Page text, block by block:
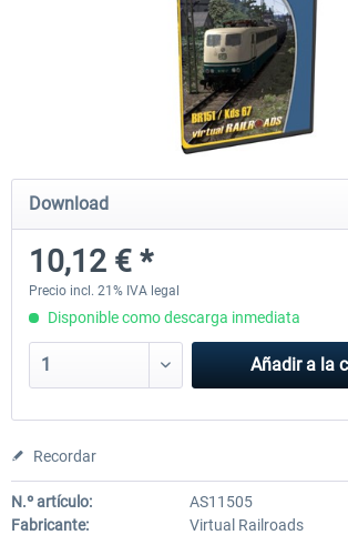
ICE 4 (Class 412)
35,54 € *
Download
10,12 € *
Precio incl. 21% IVA legal
Disponible como descarga inmediata
Añadir a la
Recordar
N.º artículo:
AS11505
Fabricante:
Virtual Railroads